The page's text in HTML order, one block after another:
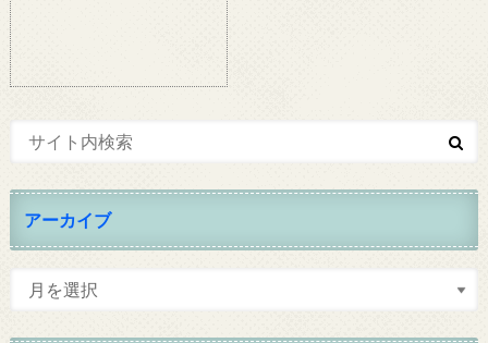
アーカイブ